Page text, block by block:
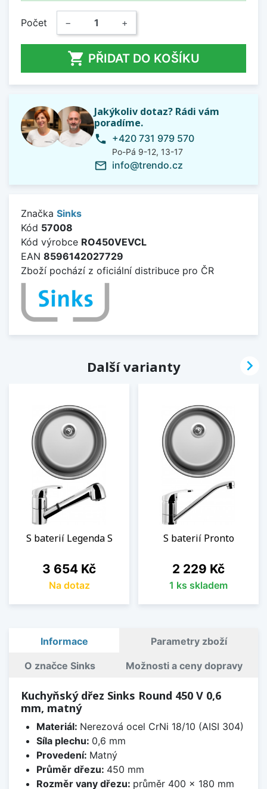
Počet − +
 PŘIDAT DO KOŠÍKU
Jakýkoliv dotaz? Rádi vám
poradíme.
phone +420 731 979 570
Po-Pá 9-12, 13-17
mail_outline info@trendo.cz
Značka Sinks
Kód 57008
Kód výrobce RO450VEVCL
EAN 8596142027729
Zboží pochází z oficiální distribuce pro ČR
Další varianty
S baterií Legenda S
Cena
3 654 Kč
Na dotaz
S baterií Pronto
Cena
2 229 Kč
1 ks skladem

Informace Parametry zboží
O značce Sinks Možnosti a ceny dopravy
Kuchyňský dřez Sinks Round 450 V 0,6
mm, matný
Materiál: Nerezová ocel CrNi 18/10 (AISI 304)
Síla plechu: 0,6 mm
Provedení: Matný
Průměr dřezu: 450 mm
Rozměr vany dřezu: průměr 400 x 180 mm